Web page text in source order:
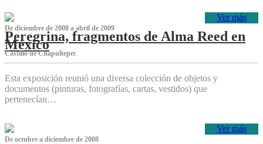
Ver más
De diciembre de 2008 a abril de 2009
Peregrina, fragmentos de Alma Reed en
México
Castillo de Chapultepec
Esta exposición reunió una diversa colección de objetos y
documentos (pinturas, fotografías, cartas, vestidos) que
pertenecían…
Ver más
De octubre a diciembre de 2008